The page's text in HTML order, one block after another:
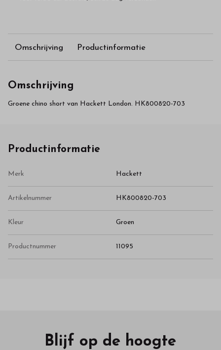
Omschrijving Productinformatie
Omschrijving
Groene chino short van Hackett London. HK800820-703
Productinformatie
Merk Hackett
Artikelnummer HK800820-703
Kleur Groen
Productnummer 11095
Blijf op de hoogte